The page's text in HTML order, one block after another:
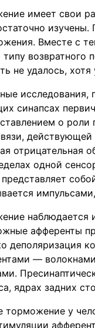
имеет свои
Вместе с
возвратного
не удалось, хотя
синапсах
о роли
отрицательная
одной
афференты
деполяризация
—
ядрах задних
торможение у